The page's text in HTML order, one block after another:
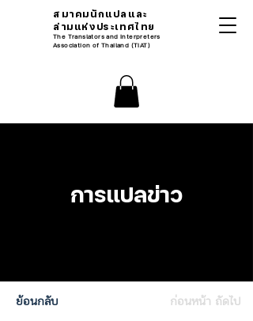
สมาคมนักแปลและ
ล่ามแห่งประเทศไทย
The Translators and Interpreters
Association of Thailand (TIAT)
การแปลข่าว
ย้อนกลับ ก่อนหน้า ถัดไป